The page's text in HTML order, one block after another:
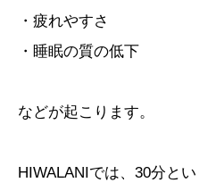
・疲れやすさ
・睡眠の質の低下
などが起こります。
HIWALANIでは、30分と